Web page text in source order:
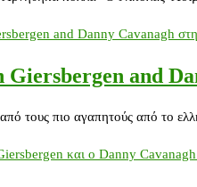
Giersbergen and
από τους πιο αγαπητούς από το